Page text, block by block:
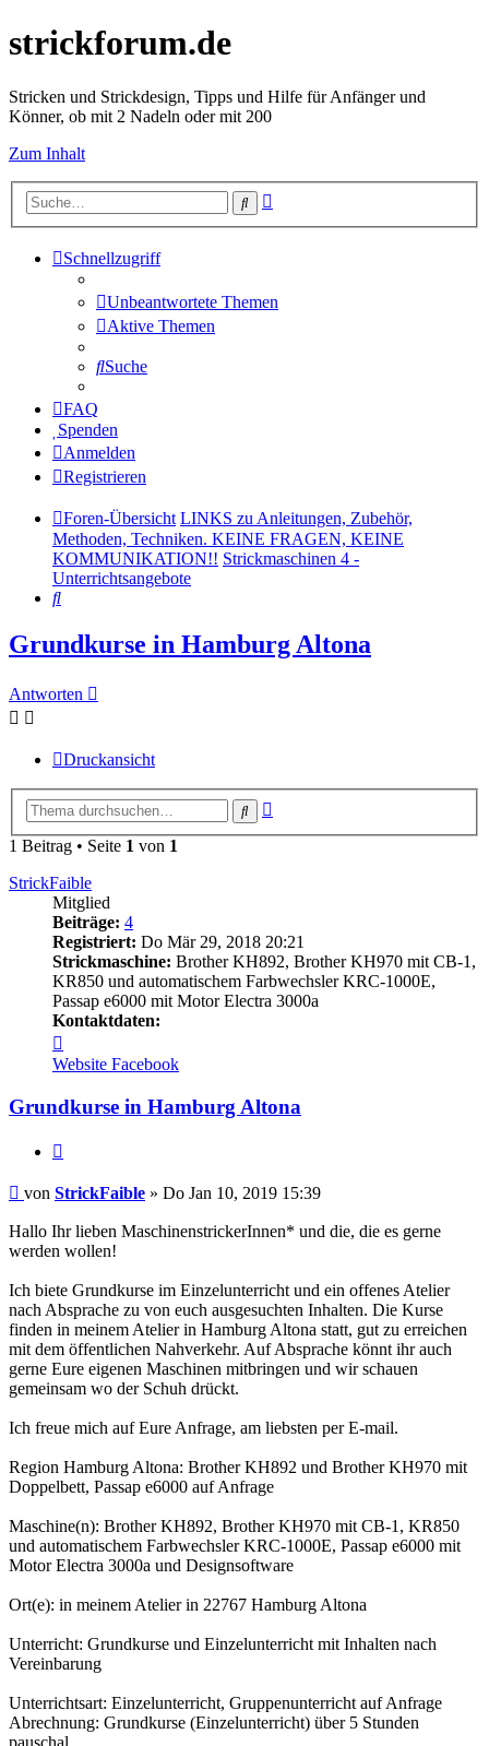
strickforum.de
Stricken und Strickdesign, Tipps und Hilfe für Anfänger und
Könner, ob mit 2 Nadeln oder mit 200
Zum Inhalt
Suche
Schnellzugriff
Unbeantwortete Themen
Aktive Themen
Suche
FAQ
Spenden
Anmelden
Registrieren
Foren-Übersicht LINKS zu Anleitungen, Zubehör,
Methoden, Techniken. KEINE FRAGEN, KEINE
KOMMUNIKATION!! Strickmaschinen 4 -
Unterrichtsangebote
Suche
Grundkurse in Hamburg Altona
Antworten
Druckansicht
Suche
1 Beitrag • Seite 1 von 1
StrickFaible
Mitglied
Beiträge: 4
Registriert: Do Mär 29, 2018 20:21
Strickmaschine: Brother KH892, Brother KH970 mit CB-1,
KR850 und automatischem Farbwechsler KRC-1000E,
Passap e6000 mit Motor Electra 3000a
Kontaktdaten:
von
StrickFaible
Website Facebook
Grundkurse in Hamburg Altona
Beitrag
von StrickFaible » Do Jan 10, 2019 15:39
Hallo Ihr lieben MaschinenstrickerInnen* und die, die es gerne
werden wollen!
Ich biete Grundkurse im Einzelunterricht und ein offenes Atelier
nach Absprache zu von euch ausgesuchten Inhalten. Die Kurse
finden in meinem Atelier in Hamburg Altona statt, gut zu erreichen
mit dem öffentlichen Nahverkehr. Auf Absprache könnt ihr auch
gerne Eure eigenen Maschinen mitbringen und wir schauen
gemeinsam wo der Schuh drückt.
Ich freue mich auf Eure Anfrage, am liebsten per E-mail.
Region Hamburg Altona: Brother KH892 und Brother KH970 mit
Doppelbett, Passap e6000 auf Anfrage
Maschine(n): Brother KH892, Brother KH970 mit CB-1, KR850
und automatischem Farbwechsler KRC-1000E, Passap e6000 mit
Motor Electra 3000a und Designsoftware
Ort(e): in meinem Atelier in 22767 Hamburg Altona
Unterricht: Grundkurse und Einzelunterricht mit Inhalten nach
Vereinbarung
Unterrichtsart: Einzelunterricht, Gruppenunterricht auf Anfrage
Abrechnung: Grundkurse (Einzelunterricht) über 5 Stunden